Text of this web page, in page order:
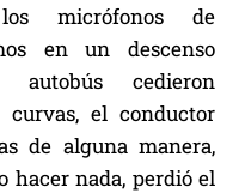
micrófonos de
en un descenso
cedieron
curvas, el conductor
de alguna manera,
hacer nada, perdió el